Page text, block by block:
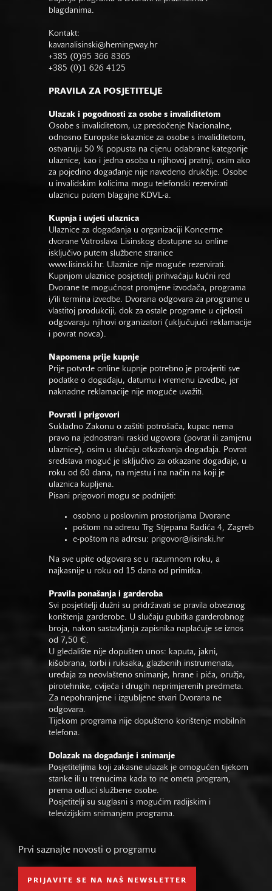
blagdanima.
Kontakt:
kavanalisinski@hemingway.hr
+385 (0)95 366 8365
+385 (0)1 626 4125
PRAVILA ZA POSJETITELJE
Ulazak i pogodnosti za osobe s invaliditetom
Osobe s invaliditetom, uz predočenje Nacionalne,
odnosno Europske iskaznice za osobe s invaliditetom,
ostvaruju 50 % popusta na cijenu odabrane kategorije
ulaznice, kao i jedna osoba u njihovoj pratnji, osim ako
za pojedino događanje nije navedeno drukčije. Osobe
u invalidskim kolicima mogu telefonski rezervirati
ulaznicu putem blagajne KDVL-a.
Kupnja i uvjeti ulaznica
Ulaznice za događanja u organizaciji Koncertne
dvorane Vatroslava Lisinskog dostupne su online
isključivo putem službene stranice
www.lisinski.hr. Ulaznice nije moguće rezervirati.
Kupnjom ulaznice posjetitelji prihvaćaju kućni red
Dvorane te mogućnost promjene izvođača, programa
i/ili termina izvedbe. Dvorana odgovara za programe u
vlastitoj produkciji, dok za ostale programe u cijelosti
odgovaraju njihovi organizatori (uključujući reklamacije
i povrat novca).
Napomena prije kupnje
Prije potvrde online kupnje potrebno je provjeriti sve
podatke o događaju, datumu i vremenu izvedbe, jer
naknadne reklamacije nije moguće uvažiti.
Povrati i prigovori
Sukladno Zakonu o zaštiti potrošača, kupac nema
pravo na jednostrani raskid ugovora (povrat ili zamjenu
ulaznice), osim u slučaju otkazivanja događaja. Povrat
sredstava moguć je isključivo za otkazane događaje, u
roku od 60 dana, na mjestu i na način na koji je
ulaznica kupljena.
Pisani prigovori mogu se podnijeti:
osobno u poslovnim prostorijama Dvorane
poštom na adresu Trg Stjepana Radića 4, Zagreb
e-poštom na adresu: prigovor@lisinski.hr
Na sve upite odgovara se u razumnom roku, a
najkasnije u roku od 15 dana od primitka.
Pravila ponašanja i garderoba
Svi posjetitelji dužni su pridržavati se pravila obveznog
korištenja garderobe. U slučaju gubitka garderobnog
broja, nakon sastavljanja zapisnika naplaćuje se iznos
od 7,50 €.
U gledalište nije dopušten unos: kaputa, jakni,
kišobrana, torbi i ruksaka, glazbenih instrumenata,
uređaja za neovlašteno snimanje, hrane i pića, oružja,
pirotehnike, cvijeća i drugih neprimjerenih predmeta.
Za nepohranjene i izgubljene stvari Dvorana ne
odgovara.
Tijekom programa nije dopušteno korištenje mobilnih
telefona.
Dolazak na događanje i snimanje
Posjetiteljima koji zakasne ulazak je omogućen tijekom
stanke ili u trenucima kada to ne ometa program,
prema odluci službene osobe.
Posjetitelji su suglasni s mogućim radijskim i
televizijskim snimanjem programa.
Prvi saznajte novosti o programu
PRIJAVITE SE NA NAŠ NEWSLETTER